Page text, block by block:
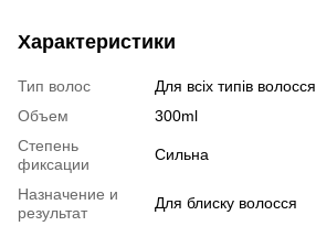
Характеристики
Тип волос
Для всіх типів волосся
Объем
300ml
Степень
фиксации
Сильна
Назначение и
результат
Для блиску волосся